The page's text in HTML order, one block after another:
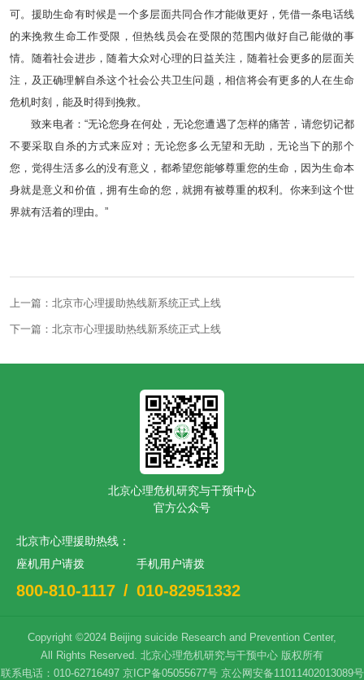
可。援助生命有时候是一个多层面共同合作才能做更好，凭借一条电话线
的来挽救生命工作受限，但热线员会在受限的范围内做好自己能做的事
情。随着社会进步，随着大众对心理的日益关注，随着社会更多的层面关
注，及正确理解自杀这个社会公共卫生问题，相信将会有更多的人在生命
危机时刻，能及时得到挽救。
致来电者：“无论您身在何处，无论您遭遇了怎样的痛苦，请您切记都
不要采取自杀的方式来应对；无论您多么无望和无助，无论当下的那个
您，觉得生活多么的没有意义，都希望您能够尊重您的生命，因为生命本
身就是意义和价值，拥有生命的您，就拥有被尊重的权利。你来到这个世
界就有活着的理由。”
上一篇：北京市心理援助热线新系统正式上线
下一篇：北京市心理援助热线新系统正式上线
北京心理危机研究与干预中心
官方公众号
北京市心理援助热线：
座机用户请拨
800-810-1117 /
手机用户请拨
010-82951332
Copyright ©2024 Beijing suicide Research and Prevention Center,
All Rights Reserved. 北京心理危机研究与干预中心 版权所有
联系电话：010-62716497 京ICP备05055677号 京公网安备11011402013089号